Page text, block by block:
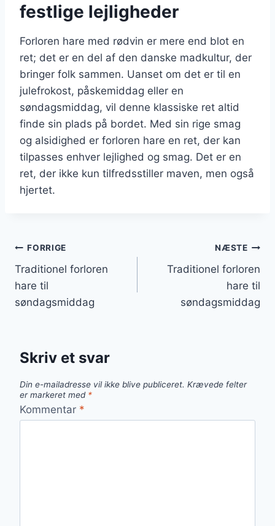
festlige lejligheder
Forloren hare med rødvin er mere end blot en
ret; det er en del af den danske madkultur, der
bringer folk sammen. Uanset om det er til en
julefrokost, påskemiddag eller en
søndagsmiddag, vil denne klassiske ret altid
finde sin plads på bordet. Med sin rige smag
og alsidighed er forloren hare en ret, der kan
tilpasses enhver lejlighed og smag. Det er en
ret, der ikke kun tilfredsstiller maven, men også
hjertet.
Indlægsnavigation
FORRIGE
Traditionel forloren
hare til
søndagsmiddag
NÆSTE
Traditionel forloren
hare til
søndagsmiddag
Skriv et svar
Din e-mailadresse vil ikke blive publiceret. Krævede felter
er markeret med *
Kommentar *